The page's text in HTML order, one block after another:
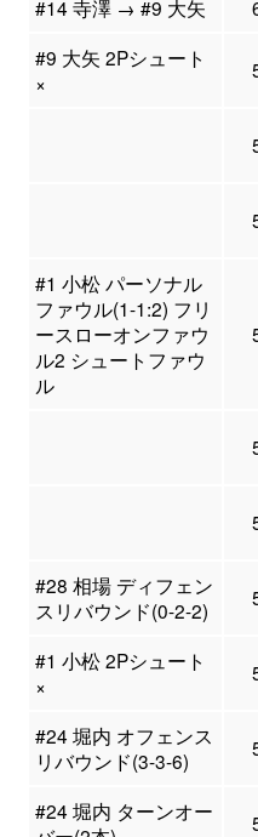
#14 寺澤 → #9 大矢
#9 大矢 2Pシュート
×
#1 小松 パーソナル
ファウル(1-1:2) フリ
ースローオンファウ
ル2 シュートファウ
ル
#28 相場 ディフェン
スリバウンド(0-2-2)
#1 小松 2Pシュート
×
#24 堀内 オフェンス
リバウンド(3-3-6)
#24 堀内 ターンオー